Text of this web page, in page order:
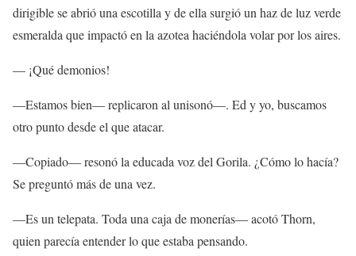
dirigible se abrió una escotilla y de ella surgió un haz de luz verde
esmeralda que impactó en la azotea haciéndola volar por los aires.
— ¡Qué demonios!
—Estamos bien— replicaron al unisonó—. Ed y yo, buscamos
otro punto desde el que atacar.
—Copiado— resonó la educada voz del Gorila. ¿Cómo lo hacía?
Se preguntó más de una vez.
—Es un telepata. Toda una caja de monerías— acotó Thorn,
quien parecía entender lo que estaba pensando.